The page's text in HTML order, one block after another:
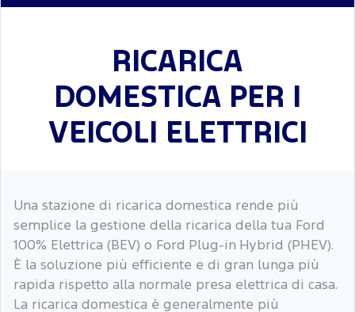
RICARICA
DOMESTICA PER I
VEICOLI ELETTRICI
Una stazione di ricarica domestica rende più
semplice la gestione della ricarica della tua Ford
100% Elettrica (BEV) o Ford Plug-in Hybrid (PHEV).
È la soluzione più efficiente e di gran lunga più
rapida rispetto alla normale presa elettrica di casa.
La ricarica domestica è generalmente più